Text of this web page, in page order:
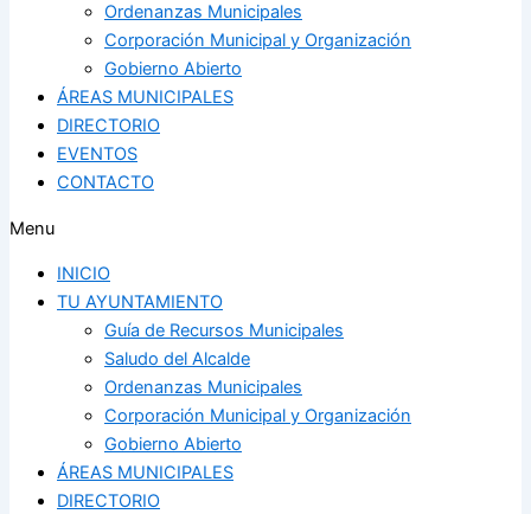
Ordenanzas Municipales
Corporación Municipal y Organización
Gobierno Abierto
ÁREAS MUNICIPALES
DIRECTORIO
EVENTOS
CONTACTO
Menu
INICIO
TU AYUNTAMIENTO
Guía de Recursos Municipales
Saludo del Alcalde
Ordenanzas Municipales
Corporación Municipal y Organización
Gobierno Abierto
ÁREAS MUNICIPALES
DIRECTORIO